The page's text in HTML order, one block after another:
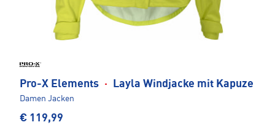
Pro-X Elements · Layla Windjacke mit Kapuze
Damen Jacken
€ 119,99